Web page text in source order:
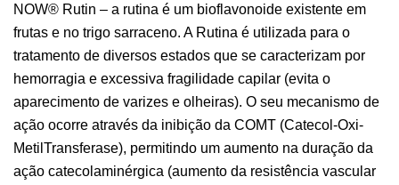
NOW® Rutin – a rutina é um bioflavonoide existente em
frutas e no trigo sarraceno. A Rutina é utilizada para o
tratamento de diversos estados que se caracterizam por
hemorragia e excessiva fragilidade capilar (evita o
aparecimento de varizes e olheiras). O seu mecanismo de
ação ocorre através da inibição da COMT (Catecol-Oxi-
MetilTransferase), permitindo um aumento na duração da
ação catecolaminérgica (aumento da resistência vascular